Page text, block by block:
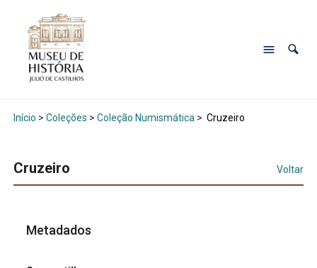
Início > Coleções > Coleção Numismática > Cruzeiro
Cruzeiro Voltar
Metadados